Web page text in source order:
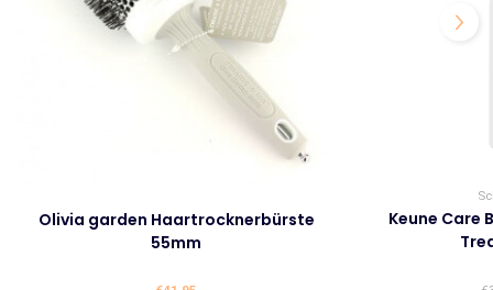
Olivia garden Haartrocknerbürste
55mm
Keune Care